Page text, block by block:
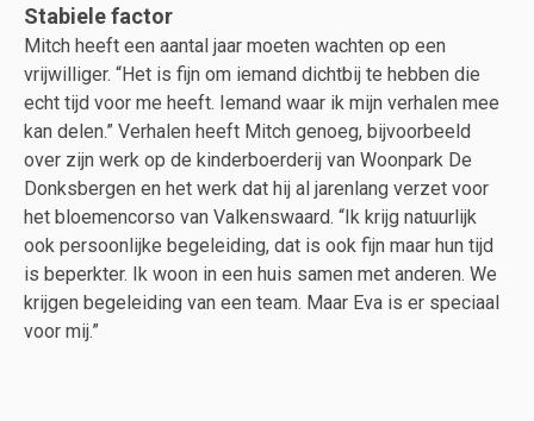
Stabiele factor
Mitch heeft een aantal jaar moeten wachten op een
vrijwilliger. “Het is fijn om iemand dichtbij te hebben die
echt tijd voor me heeft. Iemand waar ik mijn verhalen mee
kan delen.” Verhalen heeft Mitch genoeg, bijvoorbeeld
over zijn werk op de kinderboerderij van Woonpark De
Donksbergen en het werk dat hij al jarenlang verzet voor
het bloemencorso van Valkenswaard. “Ik krijg natuurlijk
ook persoonlijke begeleiding, dat is ook fijn maar hun tijd
is beperkter. Ik woon in een huis samen met anderen. We
krijgen begeleiding van een team. Maar Eva is er speciaal
voor mij.”